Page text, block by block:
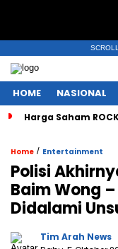
HOME NASIONAL
Harga Saham
Home / Entertainment
Polisi
Baim Wong
Didalami
Tim Arah News